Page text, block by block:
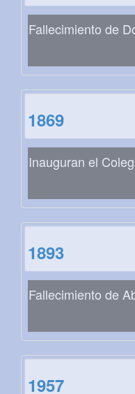
Fallecimiento de
1869
Inauguran el
1893
Fallecimiento de
1957